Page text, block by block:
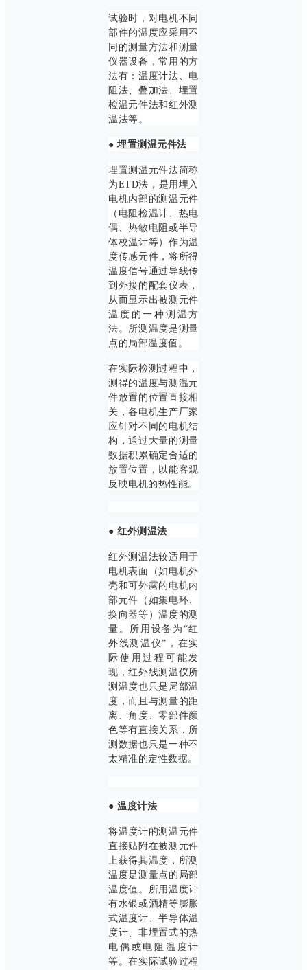
试验时，对电机不同
部件的温度应采用不
同的测量方法和测量
仪器设备，常用的方
法有：温度计法、电
阻法、叠加法、埋置
检温元件法和红外测
温法等。
● 埋置测温元件法
埋置测温元件法简称
为ETD法，是用埋入
电机内部的测温元件
（电阻检温计、热电
偶、热敏电阻或半导
体校温计等）作为温
度传感元件，将所得
温度信号通过导线传
到外接的配套仪表，
从而显示出被测元件
温度的一种测温方
法。所测温度是测量
点的局部温度值。
在实际检测过程中，
测得的温度与测温元
件放置的位置直接相
关，各电机生产厂家
应针对不同的电机结
构，通过大量的测量
数据积累确定合适的
放置位置，以能客观
反映电机的热性能。
● 红外测温法
红外测温法较适用于
电机表面（如电机外
壳和可外露的电机内
部元件（如集电环、
换向器等）温度的测
量。所用设备为“红
外线测温仪”，在实
际使用过程可能发
现，红外线测温仪所
测温度也只是局部温
度，而且与测量的距
离、角度、零部件颜
色等有直接关系，所
测数据也只是一种不
太精准的定性数据。
● 温度计法
将温度计的测温元件
直接贴附在被测元件
上获得其温度，所测
温度是测量点的局部
温度值。所用温度计
有水银或酒精等膨胀
式温度计、半导体温
度计、非埋置式的热
电偶或电阻温度计
等。在实际试验过程